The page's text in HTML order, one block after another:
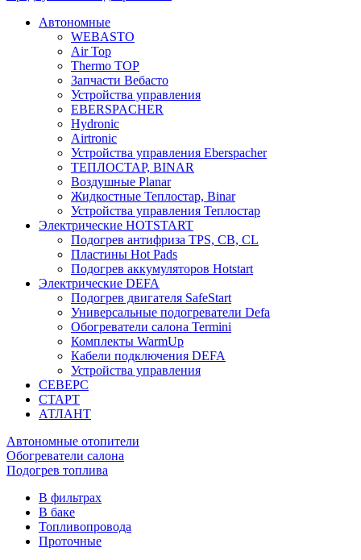
Автономные
WEBASTO
Air Top
Thermo TOP
Запчасти Вебасто
Устройства управления
EBERSPACHER
Hydronic
Airtronic
Устройства управления Eberspacher
ТЕПЛОСТАР, BINAR
Воздушные Planar
Жидкостные Теплостар, Binar
Устройства управления Теплостар
Электрические HOTSTART
Подогрев антифриза TPS, CB, CL
Пластины Hot Pads
Подогрев аккумуляторов Hotstart
Электрические DEFA
Подогрев двигателя SafeStart
Универсальные подогреватели Defa
Обогреватели салона Termini
Комплекты WarmUp
Кабели подключения DEFA
Устройства управления
СЕВЕРС
СТАРТ
АТЛАНТ
Автономные отопители
Обогреватели салона
Подогрев топлива
В фильтрах
В баке
Топливопровода
Проточные